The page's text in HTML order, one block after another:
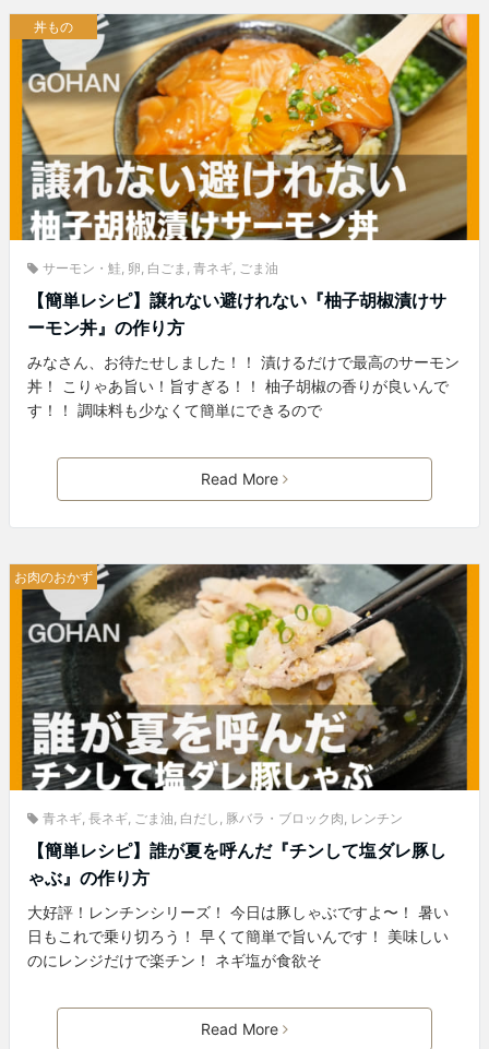
丼もの
サーモン・鮭, 卵, 白ごま , 青ネギ, ごま油
【簡単レシピ】譲れない避けれない『柚子胡椒漬けサ
ーモン丼』の作り方
みなさん、お待たせしました！！ 漬けるだけで最高のサーモン
丼！ こりゃあ旨い！旨すぎる！！ 柚子胡椒の香りが良いんで
す！！ 調味料も少なくて簡単にできるので
Read More
お肉のおかず
青ネギ, 長ネギ, ごま油, 白だし , 豚バラ・ブロック肉, レンチン
【簡単レシピ】誰が夏を呼んだ『チンして塩ダレ豚し
ゃぶ』の作り方
大好評！レンチンシリーズ！ 今日は豚しゃぶですよ〜！ 暑い
日もこれで乗り切ろう！ 早くて簡単で旨いんです！ 美味しい
のにレンジだけで楽チン！ ネギ塩が食欲そ
Read More